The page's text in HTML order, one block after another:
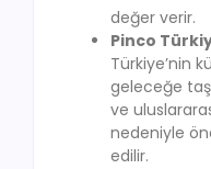
değer verir.
Pinco
Türkiye’nin
geleceğe
ve
nedeniyle
edilir.